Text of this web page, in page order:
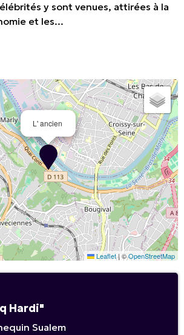
y sont venues, attirées à la
et les...
L' ancien
Leaflet|©OpenStreetMap
Hardi"
Sualem